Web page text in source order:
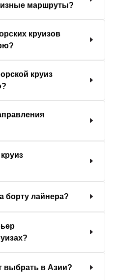
маршруты?
круизов
круиз
борту лайнера?
выбрать в Азии?